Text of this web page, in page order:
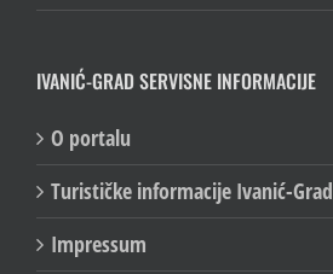
IVANIĆ-GRAD SERVISNE INFORMACIJE
O portalu
Turističke informacije Ivanić-Grad
Impressum